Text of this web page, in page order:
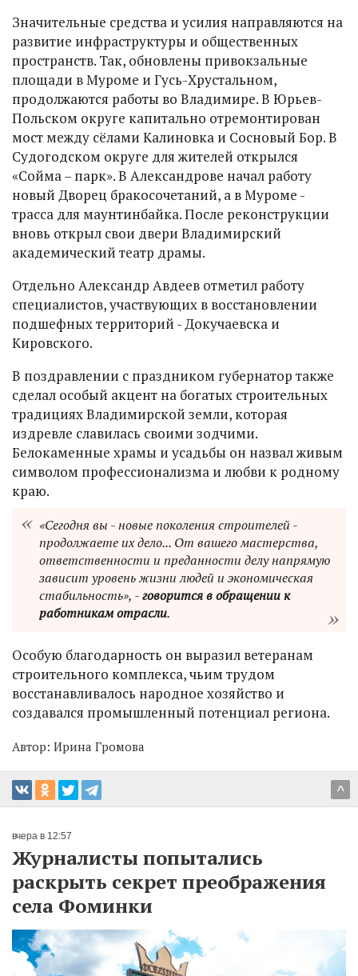
Значительные средства и усилия направляются на
развитие инфраструктуры и общественных
пространств. Так, обновлены привокзальные
площади в Муроме и Гусь-Хрустальном,
продолжаются работы во Владимире. В Юрьев-
Польском округе капитально отремонтирован
мост между сёлами Калиновка и Сосновый Бор. В
Судогодском округе для жителей открылся
«Сойма – парк». В Александрове начал работу
новый Дворец бракосочетаний, а в Муроме -
трасса для маунтинбайка. После реконструкции
вновь открыл свои двери Владимирский
академический театр драмы.
Отдельно Александр Авдеев отметил работу
специалистов, участвующих в восстановлении
подшефных территорий - Докучаевска и
Кировского.
В поздравлении с праздником губернатор также
сделал особый акцент на богатых строительных
традициях Владимирской земли, которая
издревле славилась своими зодчими.
Белокаменные храмы и усадьбы он назвал живым
символом профессионализма и любви к родному
краю.
«Сегодня вы - новые поколения строителей -
продолжаете их дело... От вашего мастерства,
ответственности и преданности делу напрямую
зависит уровень жизни людей и экономическая
стабильность», -говорится в обращении к
работникам отрасли.
Особую благодарность он выразил ветеранам
строительного комплекса, чьим трудом
восстанавливалось народное хозяйство и
создавался промышленный потенциал региона.
Автор: Ирина Громова
^
вчера в 12:57
Журналисты попытались
раскрыть секрет преображения
села Фоминки